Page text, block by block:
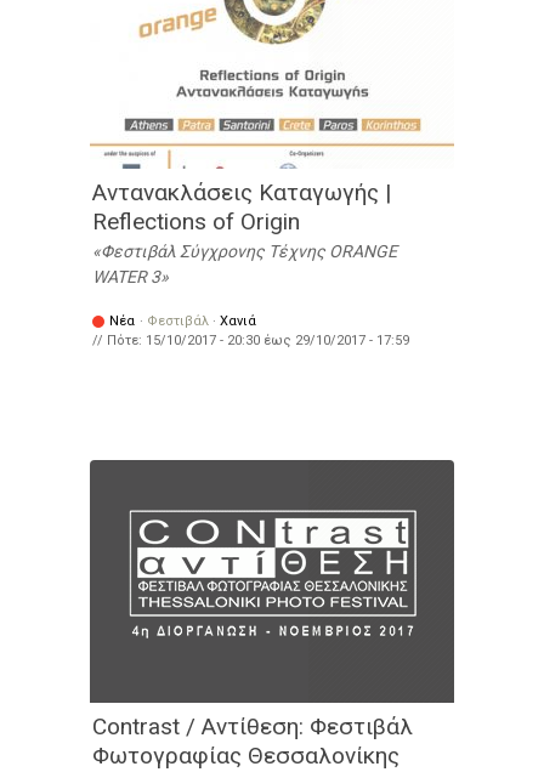
Αντανακλάσεις Καταγωγής |
Reflections of Origin
Φεστιβάλ Σύγχρονης Τέχνης ORANGE
WATER 3
Νέα · Φεστιβάλ · Χανιά
// Πότε: 15/10/2017 - 20:30 έως 29/10/2017 - 17:59
Contrast / Αντίθεση: Φεστιβάλ
Φωτογραφίας Θεσσαλονίκης